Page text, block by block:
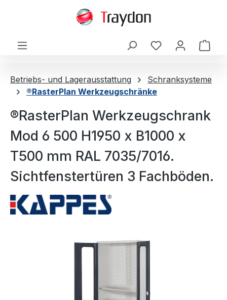
Betriebs- und Lagerausstattung
Schranksysteme
®RasterPlan Werkzeugschränke
®RasterPlan Werkzeugschrank
Mod 6 500 H1950 x B1000 x
T500 mm RAL 7035/7016.
Sichtfenstertüren 3 Fachböden.
Bildergalerie überspringen